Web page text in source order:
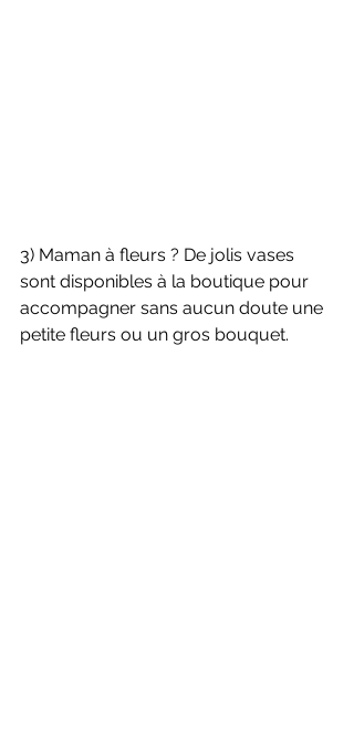
3) Maman à fleurs ? De jolis vases
sont disponibles à la boutique pour
accompagner sans aucun doute une
petite fleurs ou un gros bouquet.